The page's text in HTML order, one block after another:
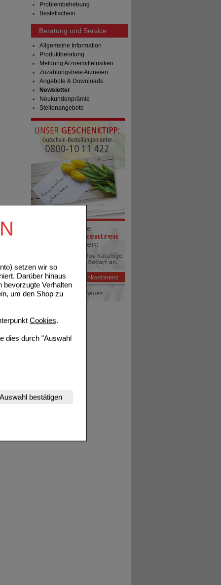
setzen wir so
Darüber hinaus
bevorzugte Verhalten
um den Shop zu
Cookies.
dies durch "Auswahl
Website
werden kann.
Auswahl bestätigen
Problembehebung
Bestellschein
Beratung und Service
Allgemeine Information
Produktberatung
Meldung Arzneimittelrisiken
Zuzahlungsfreie Arzneien
Angebote & Downloads
Newsletter
Neukundenprämie
Stellenangebote